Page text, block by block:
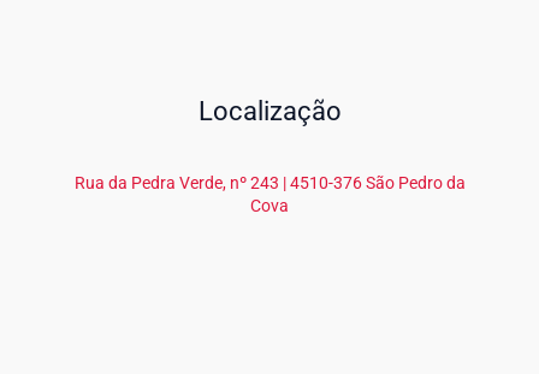
Localização
Rua da Pedra Verde, nº 243 | 4510-376 São Pedro da
Cova